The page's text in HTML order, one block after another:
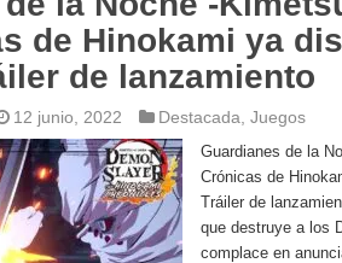
de Hinokami ya
de lanzamiento
12 junio, 2022 Destacada Juegos
Guardianes de la
Crónicas de
Tráiler de
que destruye a los
complace en